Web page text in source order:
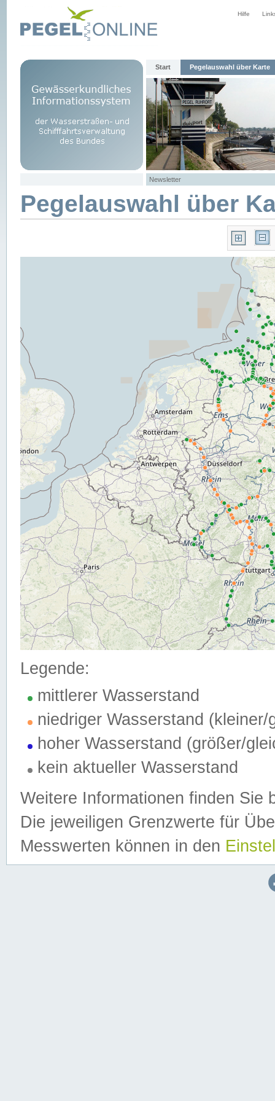
Hilfe
Start Pegelauswahl über Karte
Newsletter
Pegelauswahl über
Legende:
mittlerer Wasserstand
niedriger Wasserstand (kleiner/
hoher Wasserstand (größer/
kein aktueller Wasserstand
Weitere Informationen finden Sie
Die jeweiligen Grenzwerte für
Messwerten können in den